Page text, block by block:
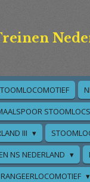
III
NS NEDERLAND
RANGEERLOCOMOTIEF